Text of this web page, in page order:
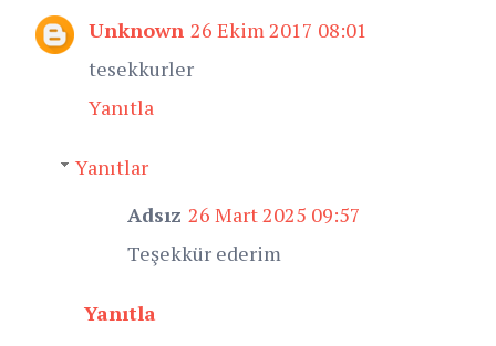
Unknown 26 Ekim 2017 08:01
tesekkurler
Yanıtla
Yanıtlar
Adsız 26 Mart 2025 09:57
Teşekkür ederim
Yanıtla